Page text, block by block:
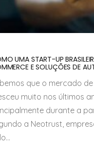
UMA START-UP
E SOLUÇÕES DE
que o mercado
muito nos últimos
durante a
a Neotrust,